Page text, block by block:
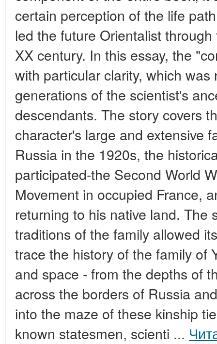
certain perception of the life
led the future Orientalist
XX century. In this essay, the
with particular clarity, which
generations of the scientist's
descendants. The story covers
character's large and extensive
Russia in the 1920s, the
participated-the Second World
Movement in occupied France,
returning to his native land. The
traditions of the family allowed
trace the history of the family of
and space - from the depths of
across the borders of Russia
into the maze of these kinship
known statesmen, scienti ...